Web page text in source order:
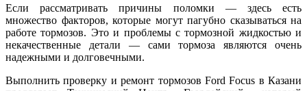
Если рассматривать причины поломки — здесь есть
множество факторов, которые могут пагубно сказываться на
работе тормозов. Это и проблемы с тормозной жидкостью и
некачественные детали — сами тормоза являются очень
надежными и долговечными.
Выполнить проверку и ремонт тормозов Ford Focus в Казани